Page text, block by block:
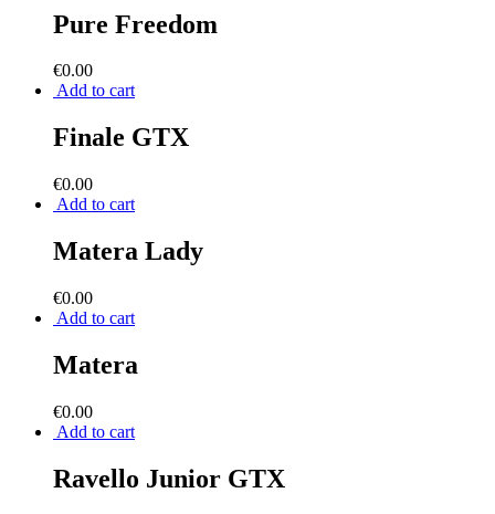
Pure Freedom
€0.00
Add to cart
Finale GTX
€0.00
Add to cart
Matera Lady
€0.00
Add to cart
Matera
€0.00
Add to cart
Ravello Junior GTX